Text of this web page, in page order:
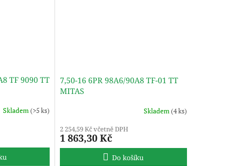
TF 9090 TT
Skladem(>5 ks)
7,50-16 6PR 98A6/90A8 TF-01 TT
MITAS
Skladem(4 ks)
2 254,59 Kč včetně DPH
1 863,30 Kč
Do košíku